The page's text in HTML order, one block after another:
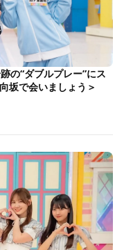
の“ダブルプレー”にス
坂で会いましょう＞